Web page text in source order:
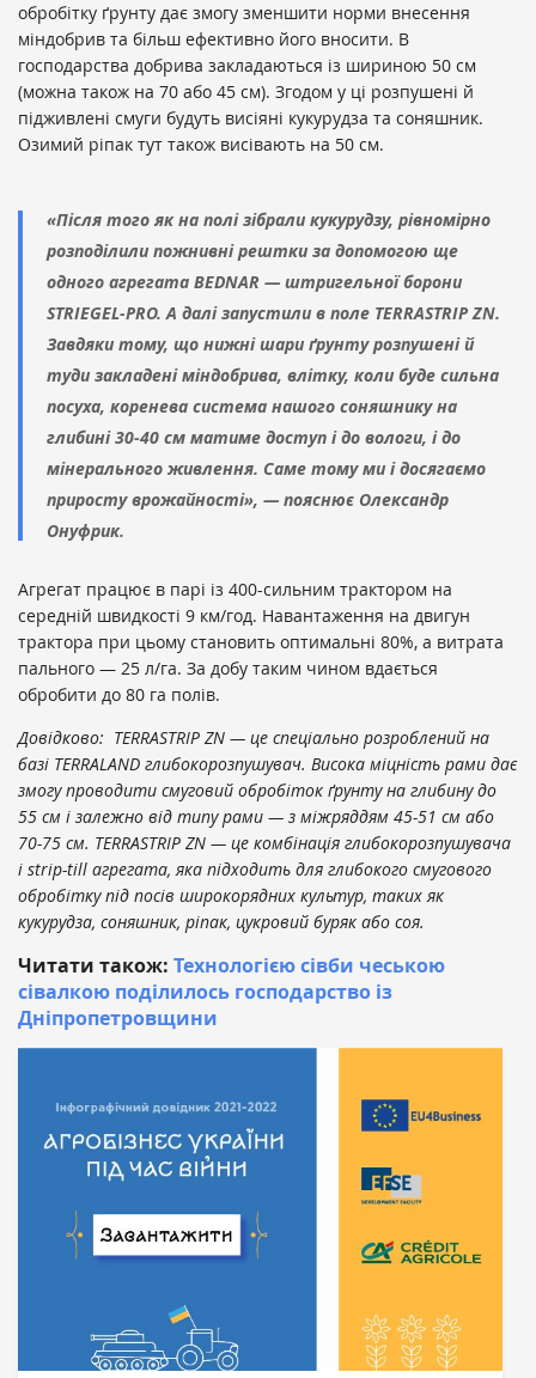
обробітку ґрунту дає змогу зменшити норми внесення
міндобрив та більш ефективно його вносити. В
господарства добрива закладаються із шириною 50 см
(можна також на 70 або 45 см). Згодом у ці розпушені й
підживлені смуги будуть висіяні кукурудза та соняшник.
Озимий ріпак тут також висівають на 50 см.
«Після того як на полі зібрали кукурудзу, рівномірно
розподілили пожнивні рештки за допомогою ще
одного агрегата BEDNAR — штригельної борони
STRIEGEL-PRO. А далі запустили в поле TERRASTRIP ZN.
Завдяки тому, що нижні шари ґрунту розпушені й
туди закладені міндобрива, влітку, коли буде сильна
посуха, коренева система нашого соняшнику на
глибині 30-40 см матиме доступ і до вологи, і до
мінерального живлення. Саме тому ми і досягаємо
приросту врожайності», — пояснює Олександр
Онуфрик.
Агрегат працює в парі із 400-сильним трактором на
середній швидкості 9 км/год. Навантаження на двигун
трактора при цьому становить оптимальні 80%, а витрата
пального — 25 л/га. За добу таким чином вдається
обробити до 80 га полів.
Довідково: TERRASTRIP ZN — це спеціально розроблений на
базі TERRALAND глибокорозпушувач. Висока міцність рами дає
змогу проводити смуговий обробіток ґрунту на глибину до
55 см і залежно від типу рами — з міжряддям 45-51 см або
70-75 см. TERRASTRIP ZN — це комбінація глибокорозпушувача
і strip-till агрегата, яка підходить для глибокого смугового
обробітку під посів широкорядних культур, таких як
кукурудза, соняшник, ріпак, цукровий буряк або соя.
Читати також: Технологією сівби чеською
сівалкою поділилось господарство із
Дніпропетровщини